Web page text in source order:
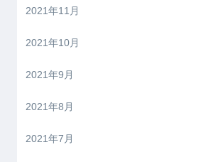
2021年11月
2021年10月
2021年9月
2021年8月
2021年7月